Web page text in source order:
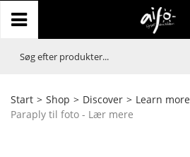
Start > Shop > Discover > Learn more
Paraply til foto - Lær mere